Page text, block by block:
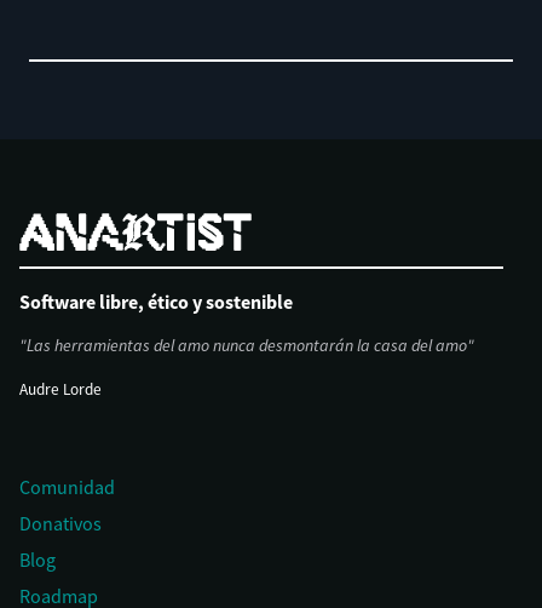
Software libre, ético y sostenible
"Las herramientas del amo nunca desmontarán la casa del amo"
Audre Lorde
Comunidad
Donativos
Blog
Roadmap